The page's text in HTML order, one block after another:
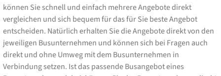
können Sie schnell und einfach mehrere Angebote direkt
vergleichen und sich bequem für das für Sie beste Angebot
entscheiden. Natürlich erhalten Sie die Angebote direkt von den
jeweiligen Busunternehmen und können sich bei Fragen auch
direkt und ohne Umweg mit dem Busunternehmen in
Verbindung setzen. Ist das passende Busangebot eines